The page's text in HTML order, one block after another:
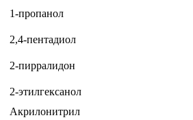
1-пропанол
2,4-пентадиол
2-пирралидон
2-этилгексанол
Акрилонитрил